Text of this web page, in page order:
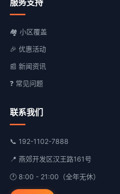
服务支持
🏘️ 小区覆盖
🎉 优惠活动
📰 新闻资讯
❓ 常见问题
联系我们
📞 192-1102-7888
📍 燕郊开发区汉王路161号
🕐 8:00 - 21:00（全年无休）